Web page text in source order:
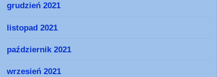
grudzień 2021
listopad 2021
październik 2021
wrzesień 2021